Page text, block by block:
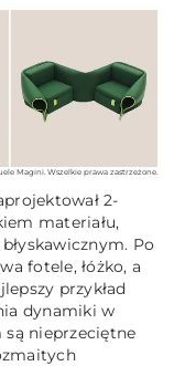
Magini. Wszelkie prawa zastrzeżone.
2-
materiału,
Po
fotele, łóżko, a
przykład
dynamiki w
nieprzeciętne